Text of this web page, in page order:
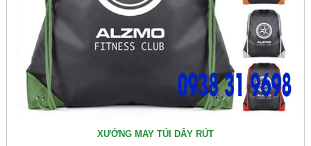
XƯỞNG MAY TÚI DÂY RÚT